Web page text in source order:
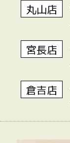
丸山店
宮長店
倉吉店